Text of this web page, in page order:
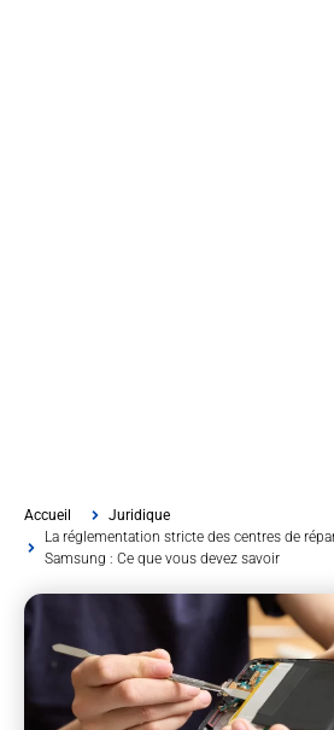
Accueil
Juridique
La réglementation stricte des centres de
Samsung : Ce que vous devez savoir